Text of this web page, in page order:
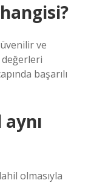
ve
başarılı
olmasıyla